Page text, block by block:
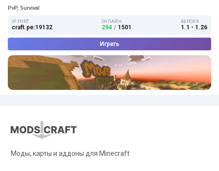
PvP, Survival
IP:PORT
craft.pe:19132
ОНЛАЙН
294 / 1501
ВЕРСИЯ
1.1 - 1.26
Играть
Моды, карты и аддоны для Minecraft